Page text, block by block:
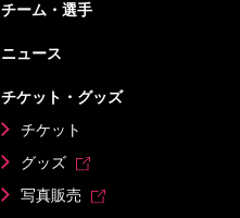
チーム・選手
ニュース
チケット・グッズ
チケット
グッズ
写真販売